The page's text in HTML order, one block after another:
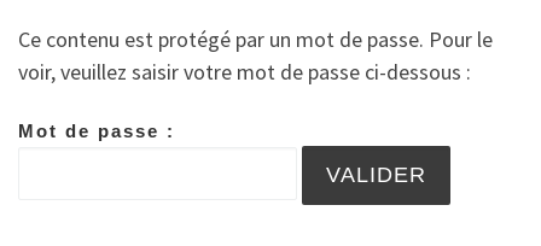
Ce contenu est protégé par un mot de passe. Pour le
voir, veuillez saisir votre mot de passe ci-dessous :
Mot de passe :